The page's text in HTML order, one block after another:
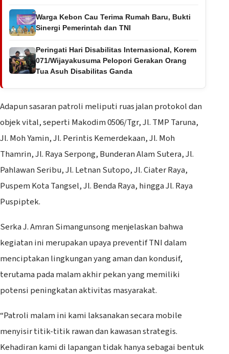
Warga Kebon Cau Terima Rumah Baru, Bukti
Sinergi Pemerintah dan TNI
Peringati Hari Disabilitas Internasional, Korem
071/Wijayakusuma Pelopori Gerakan Orang
Tua Asuh Disabilitas Ganda
Adapun sasaran patroli meliputi ruas jalan protokol dan
objek vital, seperti Makodim 0506/Tgr, Jl. TMP Taruna,
Jl. Moh Yamin, Jl. Perintis Kemerdekaan, Jl. Moh
Thamrin, Jl. Raya Serpong, Bunderan Alam Sutera, Jl.
Pahlawan Seribu, Jl. Letnan Sutopo, Jl. Ciater Raya,
Puspem Kota Tangsel, Jl. Benda Raya, hingga Jl. Raya
Puspiptek.
Serka J. Amran Simangunsong menjelaskan bahwa
kegiatan ini merupakan upaya preventif TNI dalam
menciptakan lingkungan yang aman dan kondusif,
terutama pada malam akhir pekan yang memiliki
potensi peningkatan aktivitas masyarakat.
“Patroli malam ini kami laksanakan secara mobile
menyisir titik-titik rawan dan kawasan strategis.
Kehadiran kami di lapangan tidak hanya sebagai bentuk